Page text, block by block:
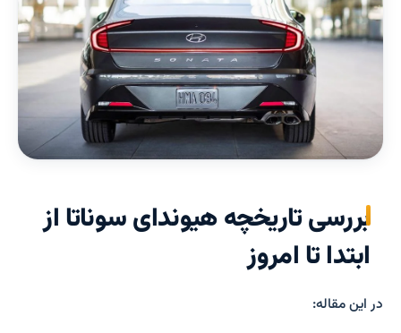
بررسی تاریخچه هیوندای سوناتا از
ابتدا تا امروز
در این مقاله: